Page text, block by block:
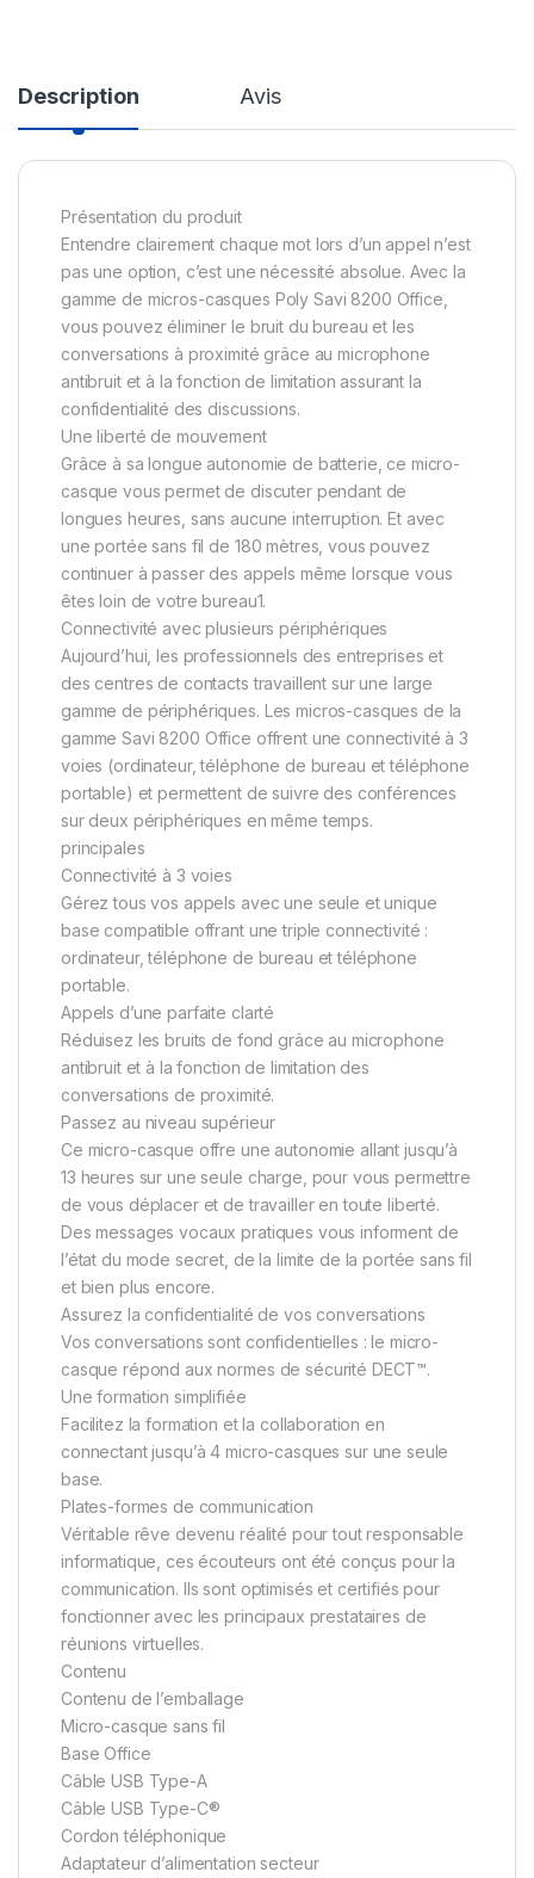
Description Avis
Présentation du produit
Entendre clairement chaque mot lors d’un appel n’est
pas une option, c’est une nécessité absolue. Avec la
gamme de micros-casques Poly Savi 8200 Office,
vous pouvez éliminer le bruit du bureau et les
conversations à proximité grâce au microphone
antibruit et à la fonction de limitation assurant la
confidentialité des discussions.
Une liberté de mouvement
Grâce à sa longue autonomie de batterie, ce micro-
casque vous permet de discuter pendant de
longues heures, sans aucune interruption. Et avec
une portée sans fil de 180 mètres, vous pouvez
continuer à passer des appels même lorsque vous
êtes loin de votre bureau1.
Connectivité avec plusieurs périphériques
Aujourd’hui, les professionnels des entreprises et
des centres de contacts travaillent sur une large
gamme de périphériques. Les micros-casques de la
gamme Savi 8200 Office offrent une connectivité à 3
voies (ordinateur, téléphone de bureau et téléphone
portable) et permettent de suivre des conférences
sur deux périphériques en même temps.
principales
Connectivité à 3 voies
Gérez tous vos appels avec une seule et unique
base compatible offrant une triple connectivité :
ordinateur, téléphone de bureau et téléphone
portable.
Appels d’une parfaite clarté
Réduisez les bruits de fond grâce au microphone
antibruit et à la fonction de limitation des
conversations de proximité.
Passez au niveau supérieur
Ce micro-casque offre une autonomie allant jusqu’à
13 heures sur une seule charge, pour vous permettre
de vous déplacer et de travailler en toute liberté.
Des messages vocaux pratiques vous informent de
l’état du mode secret, de la limite de la portée sans fil
et bien plus encore.
Assurez la confidentialité de vos conversations
Vos conversations sont confidentielles : le micro-
casque répond aux normes de sécurité DECT™.
Une formation simplifiée
Facilitez la formation et la collaboration en
connectant jusqu’à 4 micro-casques sur une seule
base.
Plates-formes de communication
Véritable rêve devenu réalité pour tout responsable
informatique, ces écouteurs ont été conçus pour la
communication. Ils sont optimisés et certifiés pour
fonctionner avec les principaux prestataires de
réunions virtuelles.
Contenu
Contenu de l’emballage
Micro-casque sans fil
Base Office
Câble USB Type-A
Câble USB Type-C®
Cordon téléphonique
Adaptateur d’alimentation secteur